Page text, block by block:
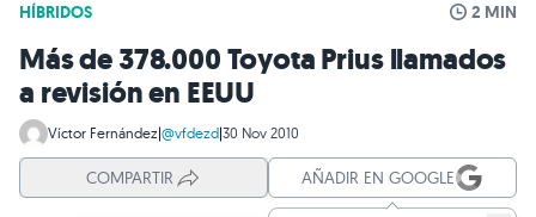
HÍBRIDOS 2 MIN
Más de 378.000 Toyota Prius llamados
a revisión en EEUU
Víctor Fernández|@vfdezd|30 Nov 2010
COMPARTIR AÑADIR EN GOOGLE